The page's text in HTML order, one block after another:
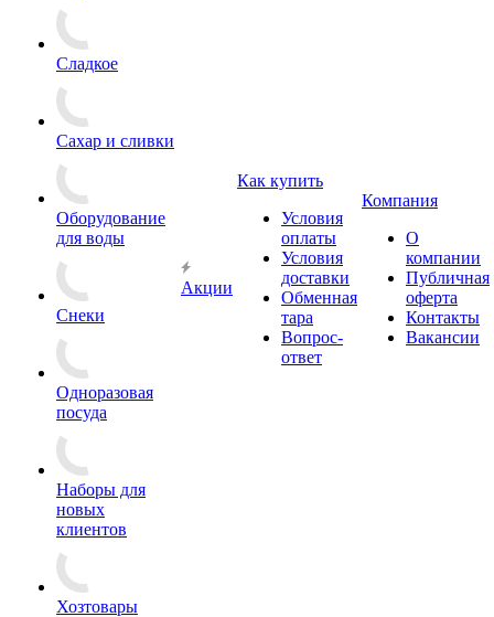
Сладкое
Сахар и сливки
Оборудование
для воды
Снеки
Одноразовая
посуда
Наборы для
новых
клиентов
Хозтовары
Акции
Как купить
Условия
оплаты
Условия
доставки
Обменная
тара
Вопрос-
ответ
Компания
О
компании
Публичная
оферта
Контакты
Вакансии